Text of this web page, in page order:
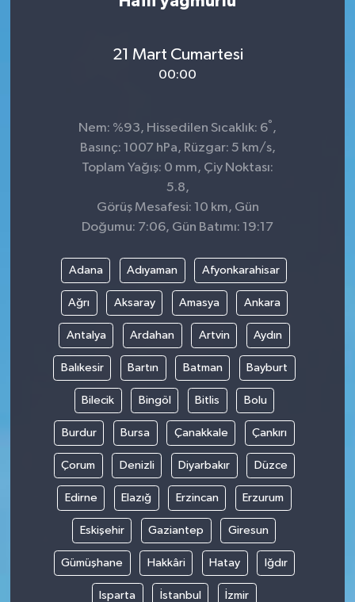
21 Mart Cumartesi
00:00
Nem: %93, Hissedilen Sıcaklık: 6° ,
Basınç: 1007 hPa, Rüzgar: 5 km/s,
Toplam Yağış: 0 mm, Çiy Noktası:
5.8,
Görüş Mesafesi: 10 km, Gün
Doğumu: 7:06, Gün Batımı: 19:17
Adana Adıyaman Afyonkarahisar
Ağrı Aksaray Amasya Ankara
Antalya Ardahan Artvin Aydın
Balıkesir Bartın Batman Bayburt
Bilecik Bingöl Bitlis Bolu
Burdur Bursa Çanakkale Çankırı
Çorum Denizli Diyarbakır Düzce
Edirne Elazığ Erzincan Erzurum
Eskişehir Gaziantep Giresun
Gümüşhane Hakkâri Hatay Iğdır
Isparta İstanbul İzmir